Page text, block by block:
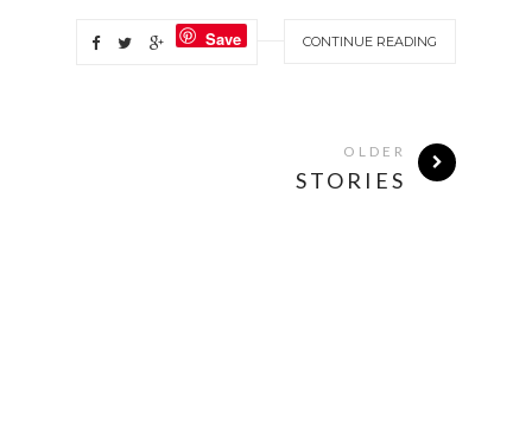
CONTINUE READING
Save
OLDER
STORIES